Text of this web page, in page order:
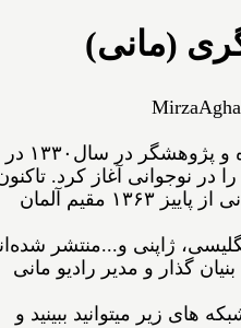
(مانی)
MirzaAgha
ﻣﻴﺮﺯﺍﺁﻗﺎﻋﺴگرﻯ(ﻣﺎﻧﻰ) شاعر، نویسنده و پژوهشگر ﺩﺭ ﺳﺎﻝ۱۳۳۰ در
ﺩﺭ ﻧﻮﺟﻮﺍﻧﻰ ﺁﻏﺎﺯ ﻛﺮﺩ.
۵۴ ﺟﻠﺪ ﺍﺯ ﺁﺛﺎﺭﺵ ﺑﻪ ﭼﺎﭖ ﺭﺳﻴﺪه‌اﻧﺪ. مانی از ﭘﺎﻳﻴﺰ ۱۳۶۳ مقیم ﺁﻟﻤﺎﻥ
ژاپنی و...ﻣﻨﺘﺸﺮ
گذار و مدیر رادیو مانی
های زیر میتوانید ببینید و